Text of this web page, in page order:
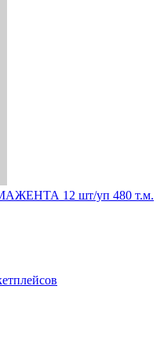
12 шт/уп 480 т.м.